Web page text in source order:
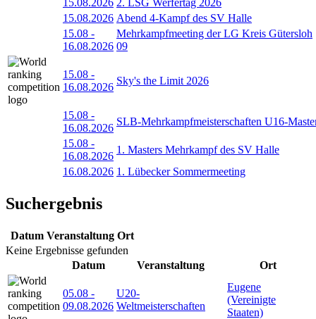
15.08.2026 Abend 4-Kampf des SV Halle
15.08 -
16.08.2026
Mehrkampfmeeting der LG Kreis Gütersloh
09
15.08 -
16.08.2026
Sky's the Limit 2026
15.08 -
16.08.2026
SLB-Mehrkampfmeisterschaften U16-
15.08 -
16.08.2026
1. Masters Mehrkampf des SV Halle
16.08.2026 1. Lübecker Sommermeeting
Suchergebnis
Datum Veranstaltung Ort
Keine Ergebnisse gefunden
Datum
Veranstaltung Ort
05.08 -
09.08.2026
U20-
Weltmeisterschaften
Eugene
(Vereinigte
Staaten)